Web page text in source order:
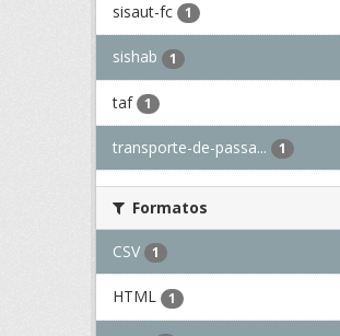
sisaut-fc 1
sishab 1
taf 1
transporte-de-passa... 1
Formatos
CSV 1
HTML 1